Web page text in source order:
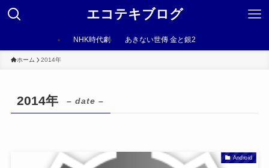
エコテキブログ
NHK時代劇 あきない世傳 金と銀2
ホーム 2014年
2014年 – date –
Android